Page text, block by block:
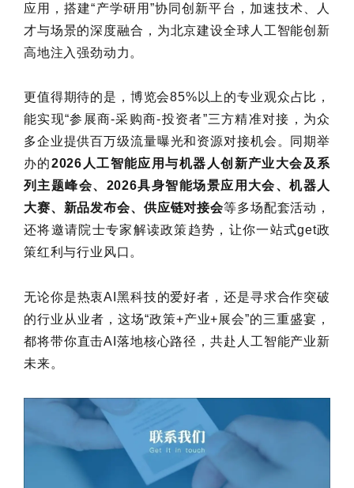
应用，搭建“产学研用”协同创新平台，加速技术、人
才与场景的深度融合，为北京建设全球人工智能创新
高地注入强劲动力。
更值得期待的是，博览会85%以上的专业观众占比，
能实现“参展商-采购商-投资者”三方精准对接，为众
多企业提供百万级流量曝光和资源对接机会。同期举
办的2026人工智能应用与机器人创新产业大会及系
列主题峰会、2026具身智能场景应用大会、机器人
大赛、新品发布会、供应链对接会等多场配套活动，
还将邀请院士专家解读政策趋势，让你一站式get政
策红利与行业风口。
无论你是热衷AI黑科技的爱好者，还是寻求合作突破
的行业从业者，这场“政策+产业+展会”的三重盛宴，
都将带你直击AI落地核心路径，共赴人工智能产业新
未来。